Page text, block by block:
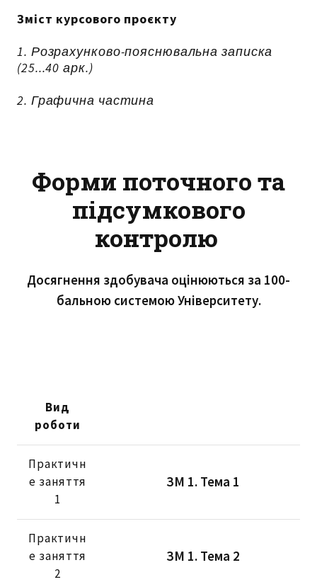
Зміст курсового проєкту
1. Розрахунково-пояснювальна записка
(25...40 арк.)
2. Графична частина
Форми поточного та
підсумкового
контролю
Досягнення здобувача оцінюються за 100-
бальною системою Університету.
Вид
роботи
ЗМ 1. Тема 1
Практичн
е заняття
1
ЗМ 1. Тема 2
Практичн
е заняття
2